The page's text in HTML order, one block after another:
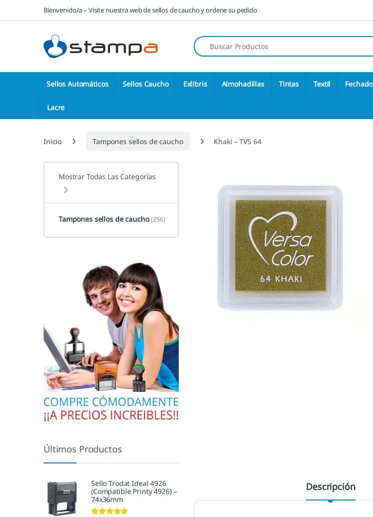
Saltar a la navegación
Saltar al contenidoBienvenido/a – Visite nuestra web de sellos de caucho y ordene su pedido
Búsqueda de:
Sellos Automáticos Sellos Caucho Exlibris Almohadillas Tintas Textil
Lacre
Inicio Tampones sellos de caucho Khaki – TVS 64
Descripción
Mostrar Todas Las Categorías
Tampones sellos de caucho(256)
Últimos Productos
Sello Trodat Ideal 4926
(Compatible Printy 4926) –
74x36mm